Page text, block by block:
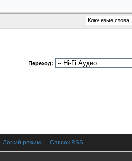
Переход:
Лёгкий режим | Список RSS